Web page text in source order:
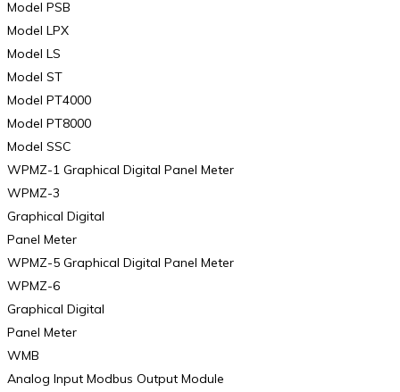
Model PSB
Model LPX
Model LS
Model ST
Model PT4000
Model PT8000
Model SSC
WPMZ-1 Graphical Digital Panel Meter
WPMZ-3
Graphical Digital
Panel Meter
WPMZ-5 Graphical Digital Panel Meter
WPMZ-6
Graphical Digital
Panel Meter
WMB
Analog Input Modbus Output Module